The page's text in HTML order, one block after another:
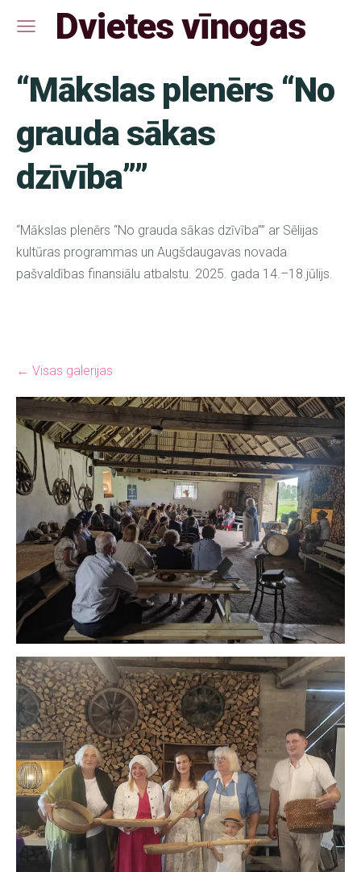
Dvietes vīnogas
“Mākslas plenērs “No
grauda sākas
dzīvība””
“Mākslas plenērs “No grauda sākas dzīvība”” ar Sēlijas
kultūras programmas un Augšdaugavas novada
pašvaldības finansiālu atbalstu. 2025. gada 14.–18.jūlijs.
Visas galerijas